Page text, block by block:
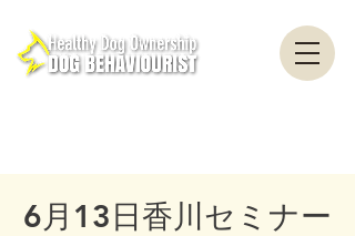
6月13日香川セミナー